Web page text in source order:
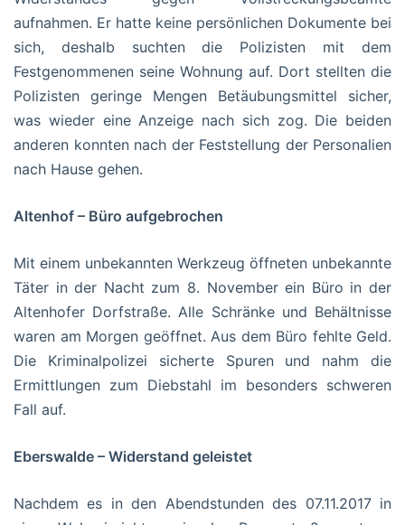
aufnahmen. Er hatte keine persönlichen Dokumente bei
sich, deshalb suchten die Polizisten mit dem
Festgenommenen seine Wohnung auf. Dort stellten die
Polizisten geringe Mengen Betäubungsmittel sicher,
was wieder eine Anzeige nach sich zog. Die beiden
anderen konnten nach der Feststellung der Personalien
nach Hause gehen.
Altenhof – Büro aufgebrochen
Mit einem unbekannten Werkzeug öffneten unbekannte
Täter in der Nacht zum 8. November ein Büro in der
Altenhofer Dorfstraße. Alle Schränke und Behältnisse
waren am Morgen geöffnet. Aus dem Büro fehlte Geld.
Die Kriminalpolizei sicherte Spuren und nahm die
Ermittlungen zum Diebstahl im besonders schweren
Fall auf.
Eberswalde – Widerstand geleistet
Nachdem es in den Abendstunden des 07.11.2017 in